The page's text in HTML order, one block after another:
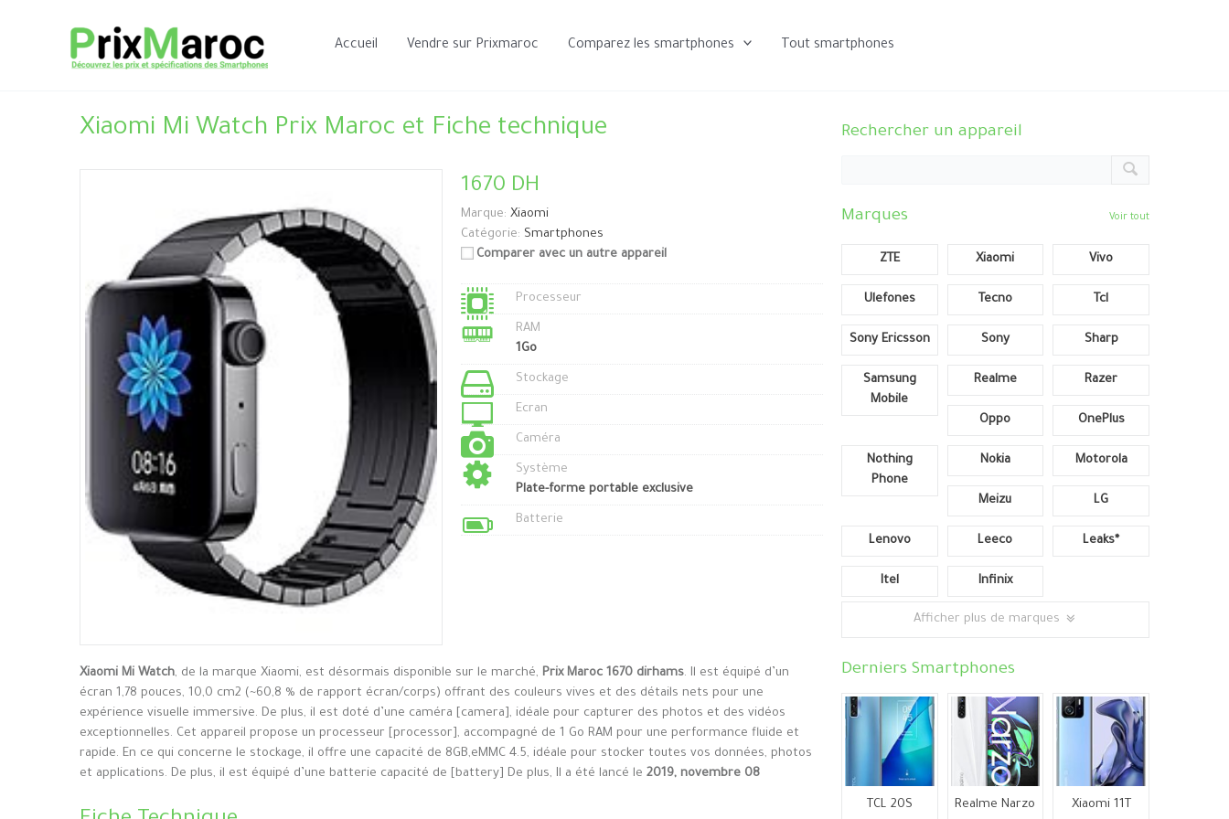
Accueil Vendre sur Prixmaroc Comparez les smartphones Tout smartphones
Xiaomi Mi Watch Prix Maroc et Fiche technique
1670 DH
Marque: Xiaomi
Catégorie: Smartphones
Comparer avec un autre appareil
Processeur
RAM
1Go
Stockage
Ecran
Caméra
Système
Plate-forme portable exclusive
Batterie
Xiaomi Mi Watch, de la marque Xiaomi, est désormais disponible sur le marché, Prix Maroc 1670 dirhams. Il est équipé d’un
écran 1,78 pouces, 10,0 cm2 (~60,8 % de rapport écran/corps) offrant des couleurs vives et des détails nets pour une
expérience visuelle immersive. De plus, il est doté d’une caméra [camera], idéale pour capturer des photos et des vidéos
exceptionnelles. Cet appareil propose un processeur [processor], accompagné de 1 Go RAM pour une performance fluide et
rapide. En ce qui concerne le stockage, il offre une capacité de 8GB,eMMC 4.5, idéale pour stocker toutes vos données, photos
et applications. De plus, il est équipé d’une batterie capacité de [battery] De plus, Il a été lancé le 2019, novembre 08
Rechercher un appareil
Marques Voir tout
ZTE Xiaomi Vivo
Ulefones Tecno Tcl
Sony Ericsson Sony Sharp
Samsung
Mobile
Realme Razer
Oppo OnePlus
Nothing
Phone
Nokia Motorola
Meizu LG
Lenovo Leeco Leaks*
Itel Infinix
Afficher plus de marques
Derniers Smartphones
TCL 20S Realme Narzo Xiaomi 11T